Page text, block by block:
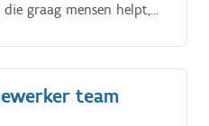
graag mensen helpt,
Personeel ben je een
collega's en
team